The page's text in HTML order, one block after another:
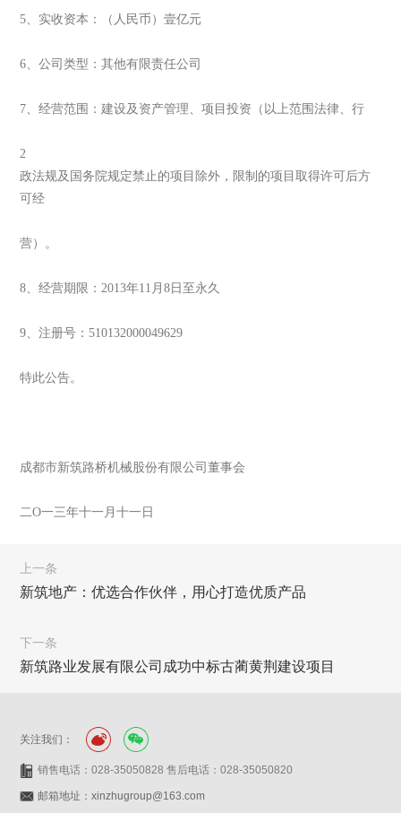
5、实收资本：（人民币）壹亿元
6、公司类型：其他有限责任公司
7、经营范围：建设及资产管理、项目投资（以上范围法律、行
2
政法规及国务院规定禁止的项目除外，限制的项目取得许可后方
可经
营）。
8、经营期限：2013年11月8日至永久
9、注册号：510132000049629
特此公告。
成都市新筑路桥机械股份有限公司董事会
二O一三年十一月十一日
上一条
新筑地产：优选合作伙伴，用心打造优质产品
下一条
新筑路业发展有限公司成功中标古蔺黄荆建设项目
关注我们：
销售电话：028-35050828 售后电话：028-35050820
邮箱地址：xinzhugroup@163.com